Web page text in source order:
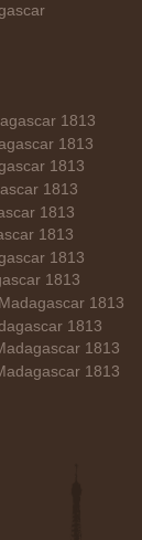
1813
1813
1813
1813
1813
1813
1813
1813
1813
1813
1813
1813